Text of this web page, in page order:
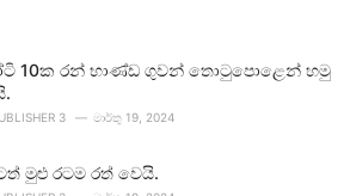
10ක රන් භාණ්ඩ ගුවන් තොටුපොළෙන් හමු
3 මාර්තු 19, 2024
මුළු රටම රත් වෙයි.